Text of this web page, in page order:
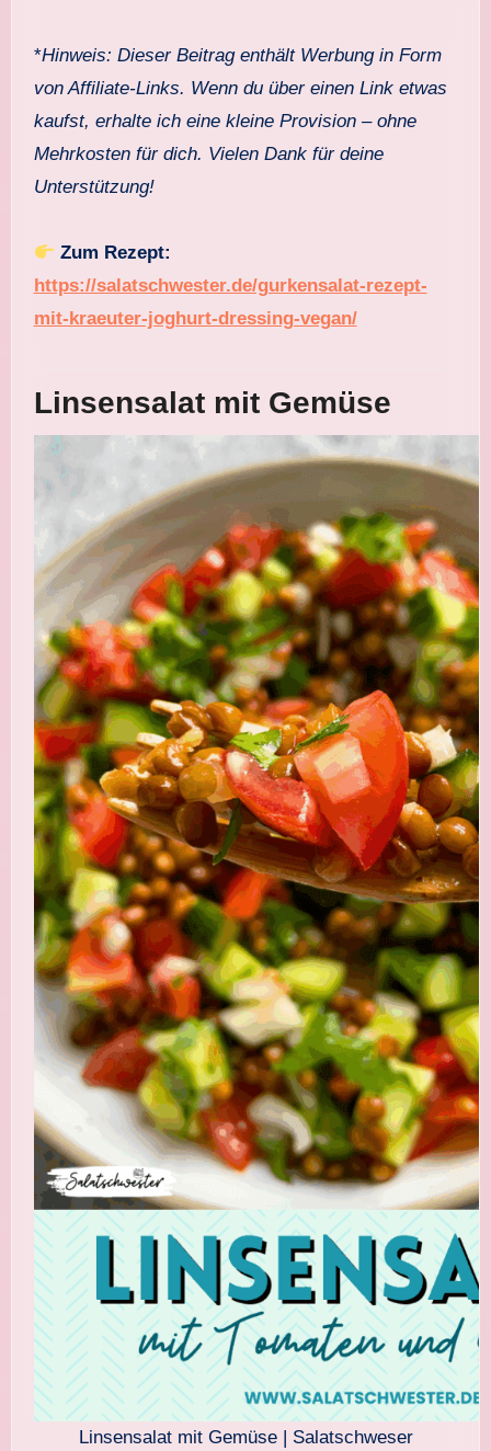
*Hinweis: Dieser Beitrag enthält Werbung in Form
von Affiliate-Links. Wenn du über einen Link etwas
kaufst, erhalte ich eine kleine Provision – ohne
Mehrkosten für dich. Vielen Dank für deine
Unterstützung!
Zum Rezept:
https://salatschwester.de/gurkensalat-rezept-
mit-kraeuter-joghurt-dressing-vegan/
Linsensalat mit Gemüse
Linsensalat mit Gemüse | Salatschweser